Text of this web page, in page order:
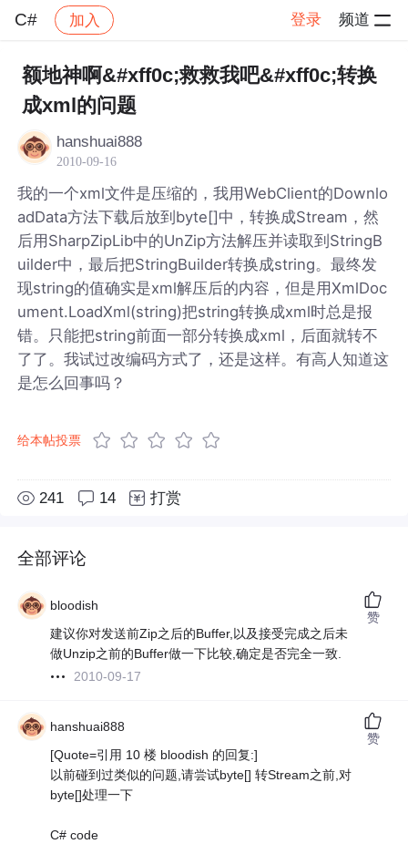
C# 加入 登录 频道
社区 C# 帖子详情
额地神啊&#xff0c;救救我吧&#xff0c;转换
成xml的问题
hanshuai888
2010-09-16
我的一个xml文件是压缩的，我用WebClient的Downlo
adData方法下载后放到byte[]中，转换成Stream，然
后用SharpZipLib中的UnZip方法解压并读取到StringB
uilder中，最后把StringBuilder转换成string。最终发
现string的值确实是xml解压后的内容，但是用XmlDoc
ument.LoadXml(string)把string转换成xml时总是报
错。只能把string前面一部分转换成xml，后面就转不
了了。我试过改编码方式了，还是这样。有高人知道这
是怎么回事吗？
给本帖投票
241 14 打赏
全部评论
bloodish
建议你对发送前Zip之后的Buffer,以及接受完成之后未
做Unzip之前的Buffer做一下比较,确定是否完全一致.
2010-09-17
赞
hanshuai888
[Quote=引用 10 楼 bloodish 的回复:]
以前碰到过类似的问题,请尝试byte[] 转Stream之前,对
byte[]处理一下
C# code
赞